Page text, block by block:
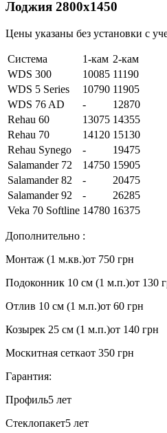
Лоджия 2800х1450
Цены указаны без установки с
Система 1-кам 2-кам
WDS 300
10085 11190
WDS 5 Series
10790 11905
WDS 76 AD
-
12870
Rehau 60
13075 14355
Rehau 70
14120 15130
Rehau Synego
-
19475
Salamander 72
14750 15905
Salamander 82
-
20475
Salamander 92
-
26285
Veka 70 Softline 14780 16375
Дополнительно :
Монтаж (1 м.кв.)от 750 грн
Подоконник 10 см (1 м.п.)от 130
Отлив 10 см (1 м.п.)от 60 грн
Козырек 25 см (1 м.п.)от 140 грн
Москитная сеткаот 350 грн
Гарантия:
Профиль5 лет
Стеклопакет5 лет